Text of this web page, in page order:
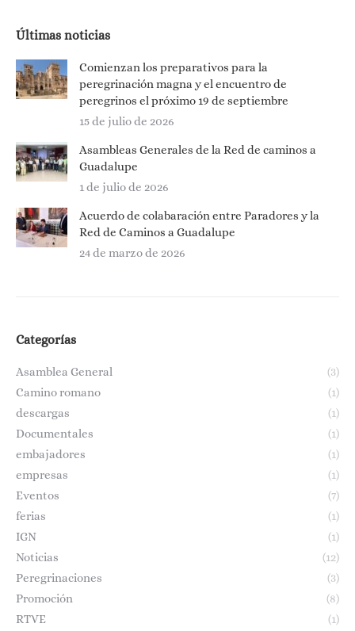
Últimas noticias
Comienzan los preparativos para la
peregrinación magna y el encuentro de
peregrinos el próximo 19 de septiembre
15 de julio de 2026
Asambleas Generales de la Red de caminos a
Guadalupe
1 de julio de 2026
Acuerdo de colabaración entre Paradores y la
Red de Caminos a Guadalupe
24 de marzo de 2026
Categorías
Asamblea General
(3)
Camino romano
(1)
descargas
(1)
Documentales
(1)
embajadores
(1)
empresas
(1)
Eventos
(7)
ferias
(1)
IGN
(1)
Noticias
(12)
Peregrinaciones
(3)
Promoción
(8)
RTVE
(1)